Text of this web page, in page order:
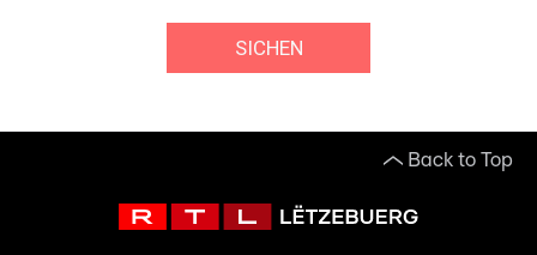
SICHEN
Back to Top